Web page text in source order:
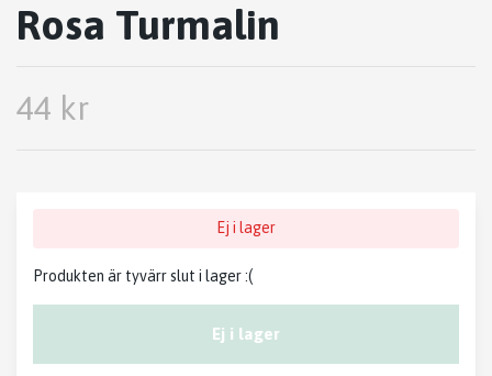
Rosa Turmalin
44 kr
Ej i lager
Produkten är tyvärr slut i lager :(
Ej i lager